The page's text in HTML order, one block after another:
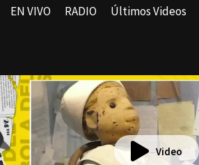
EN VIVO RADIO Últimos Videos
Video